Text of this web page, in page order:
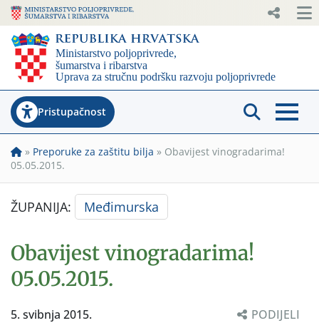
Pristupačnost
» Preporuke za zaštitu bilja » Obavijest vinogradarima!
05.05.2015.
ŽUPANIJA: Međimurska
Obavijest vinogradarima!
05.05.2015.
5. svibnja 2015. PODIJELI